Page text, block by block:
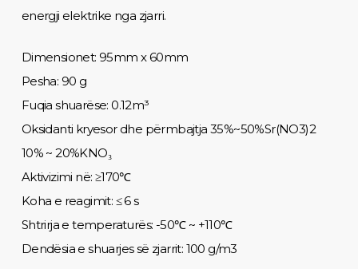
energji elektrike nga zjarri.
Dimensionet: 95mm x 60mm
Pesha: 90 g
Fuqia shuarëse: 0.12m³
Oksidanti kryesor dhe përmbajtja 35%~50%Sr(NO3)2
10% ~ 20%KNO₃
Aktivizimi në: ≥170℃
Koha e reagimit: ≤ 6 s
Shtrirja e temperaturës: -50℃ ~ +110℃
Dendësia e shuarjes së zjarrit: 100 g/m3